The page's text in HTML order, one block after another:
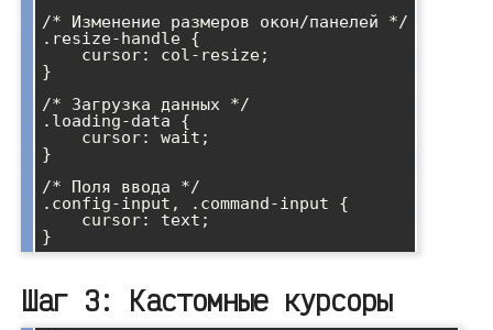
/* Изменение размеров окон/панелей */
.resize-handle {
}
/* Загрузка данных */
.loading-data {
}
/* Поля ввода */
.config-input, .command-input {
Шаг 3: Кастомные курсоры